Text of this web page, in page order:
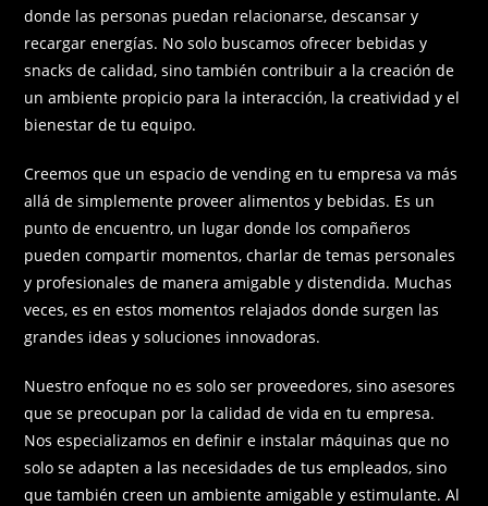
donde las personas puedan relacionarse, descansar y
recargar energías. No solo buscamos ofrecer bebidas y
snacks de calidad, sino también contribuir a la creación de
un ambiente propicio para la interacción, la creatividad y el
bienestar de tu equipo.
Creemos que un espacio de vending en tu empresa va más
allá de simplemente proveer alimentos y bebidas. Es un
punto de encuentro, un lugar donde los compañeros
pueden compartir momentos, charlar de temas personales
y profesionales de manera amigable y distendida. Muchas
veces, es en estos momentos relajados donde surgen las
grandes ideas y soluciones innovadoras.
Nuestro enfoque no es solo ser proveedores, sino asesores
que se preocupan por la calidad de vida en tu empresa.
Nos especializamos en definir e instalar máquinas que no
solo se adapten a las necesidades de tus empleados, sino
que también creen un ambiente amigable y estimulante. Al